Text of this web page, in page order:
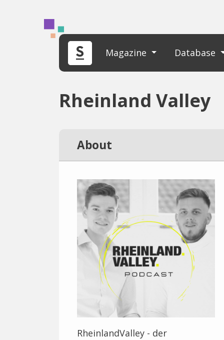
Magazine Database
Rheinland Valley
About
RheinlandValley - der